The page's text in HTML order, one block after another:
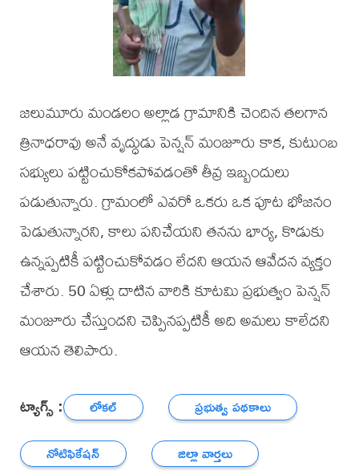
జలుమూరు మండలం అల్లాడ గ్రామానికి చెందిన తలగాన
త్రినాధరావు అనే వృద్ధుడు పెన్షన్ మంజూరు కాక, కుటుంబ
సభ్యులు పట్టించుకోకపోవడంతో తీవ్ర ఇబ్బందులు
పడుతున్నారు. గ్రామంలో ఎవరో ఒకరు ఒక పూట భోజనం
పెడుతున్నారని, కాలు పనిచేయని తనను భార్య, కొడుకు
ఉన్నప్పటికీ పట్టించుకోవడం లేదని ఆయన ఆవేదన వ్యక్తం
చేశారు. 50 ఏళ్లు దాటిన వారికి కూటమి ప్రభుత్వం పెన్షన్
మంజూరు చేస్తుందని చెప్పినప్పటికీ అది అమలు కాలేదని
ఆయన తెలిపారు.
ట్యాగ్స్ : లోకల్
ప్రభుత్వ పథకాలు
నోటిఫికేషన్
జిల్లా వార్తలు